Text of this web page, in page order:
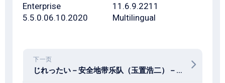
Enterprise
5.5.0.06.10.2020
11.6.9.2211
Multilingual
下一页
じれったい－安全地带乐队（玉置浩二）－单曲试听 － （全日语歌词）